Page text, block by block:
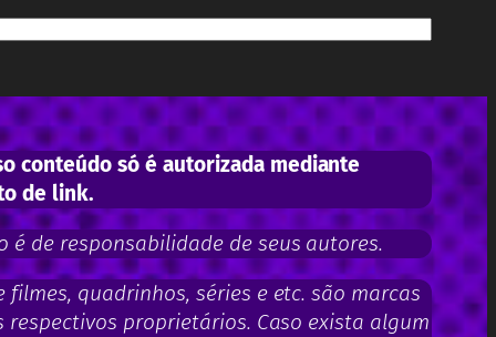
conteúdo só é autorizada mediante
de link.
é de responsabilidade de seus autores.
filmes, quadrinhos, séries e etc. são marcas
respectivos proprietários. Caso exista algum